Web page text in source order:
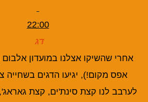
22:00
דג
אחרי שהשיקו אצלנו במועדון אלבום
אפס מקום!), יגיעו הדגים בשחייה
לערבב לנו קצת סינת'ים, קצת